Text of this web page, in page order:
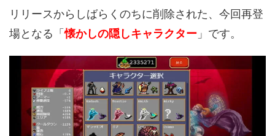
リリースからしばらくのちに削除された、今回再登
場となる「懐かしの隠しキャラクター 」です。